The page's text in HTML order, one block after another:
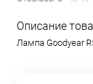
Описание
Лампа Goodyear